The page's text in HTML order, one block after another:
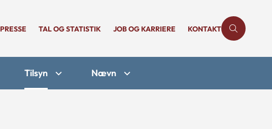
PRESSE TAL OG STATISTIK JOB OG KARRIERE KONTAKT
Tilsyn Nævn